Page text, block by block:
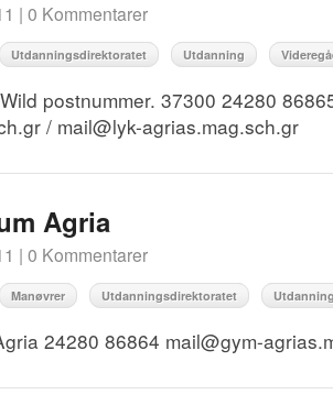
| 0 Kommentarer
Utdanningsdirektoratet Utdanning
postnummer. 37300 24280
/ mail@lyk-agrias.mag.sch.gr
Agria
| 0 Kommentarer
Manøvrer Utdanningsdirektoratet
24280 86864 mail@gym-